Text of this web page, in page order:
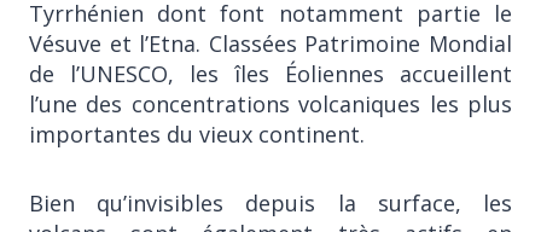
Tyrrhénien dont font notamment partie le
Vésuve et l’Etna. Classées Patrimoine Mondial
de l’UNESCO, les îles Éoliennes accueillent
l’une des concentrations volcaniques les plus
importantes du vieux continent.
Bien qu’invisibles depuis la surface, les